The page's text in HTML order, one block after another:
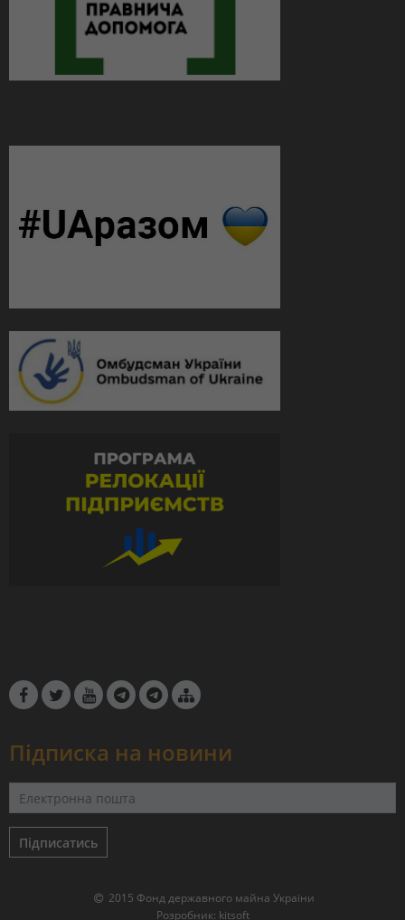
Підписка на новини
Підписатись
2015 Фонд державного майна України
Розробник: kitsoft